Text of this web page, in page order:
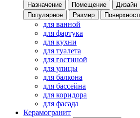
Назначение
Помещение Дизайн
Популярное
Размер
для ванной
для фартука
для кухни
для туалета
для гостиной
для улицы
для балкона
для бассейна
для коридора
для фасада
Керамогранит